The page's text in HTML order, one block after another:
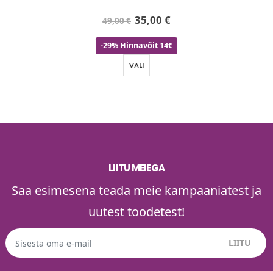
49,00€ 35,00€
-29% Hinnavõit 14€
VALI
LIITU MEIEGA
Saa esimesena teada meie kampaaniatest ja
uutest toodetest!